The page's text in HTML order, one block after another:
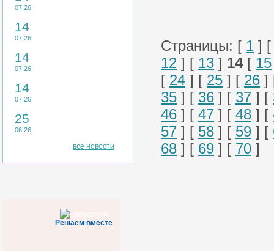
07.26
14
07.26
14
07.26
14
07.26
25
06.26
все новости
Решаем вместе
Страницы: [ 1 ]
12 ] [ 13 ] 14[ 15
[ 24 ] [ 25 ] [ 26 ]
35 ] [ 36 ] [ 37 ] [
46 ] [ 47 ] [ 48 ] [
57 ] [ 58 ] [ 59 ] [
68 ] [ 69 ] [ 70 ]